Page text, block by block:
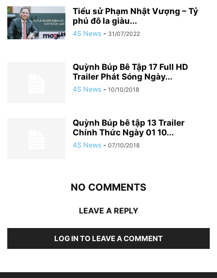
Tiểu sử Phạm Nhật Vượng – Tỷ
phú đô la giàu...
4S News - 31/07/2022
Quỳnh Búp Bê Tập 17 Full HD
Trailer Phát Sóng Ngày...
4S News - 10/10/2018
Quỳnh Búp bê tập 13 Trailer
Chính Thức Ngày 01 10...
4S News - 07/10/2018
NO COMMENTS
LEAVE A REPLY
LOG IN TO LEAVE A COMMENT